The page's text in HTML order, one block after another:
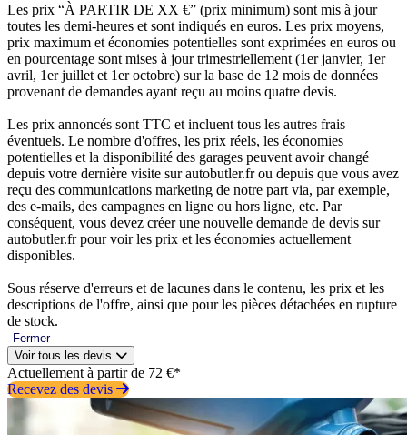
Les prix “À PARTIR DE XX €” (prix minimum) sont mis à jour
toutes les demi-heures et sont indiqués en euros. Les prix moyens,
prix maximum et économies potentielles sont exprimées en euros ou
en pourcentage sont mises à jour trimestriellement (1er janvier, 1er
avril, 1er juillet et 1er octobre) sur la base de 12 mois de données
provenant de demandes ayant reçu au moins quatre devis.
Les prix annoncés sont TTC et incluent tous les autres frais
éventuels. Le nombre d'offres, les prix réels, les économies
potentielles et la disponibilité des garages peuvent avoir changé
depuis votre dernière visite sur autobutler.fr ou depuis que vous avez
reçu des communications marketing de notre part via, par exemple,
des e-mails, des campagnes en ligne ou hors ligne, etc. Par
conséquent, vous devez créer une nouvelle demande de devis sur
autobutler.fr pour voir les prix et les économies actuellement
disponibles.
Sous réserve d'erreurs et de lacunes dans le contenu, les prix et les
descriptions de l'offre, ainsi que pour les pièces détachées en rupture
de stock.
Fermer
Voir tous les devis
Actuellement à partir de 72 €*
Recevez des devis